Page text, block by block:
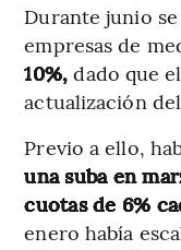
Durante junio
empresas de
10%, dado que
actualización
Previo a ello,
una suba en
cuotas de 6%
enero había